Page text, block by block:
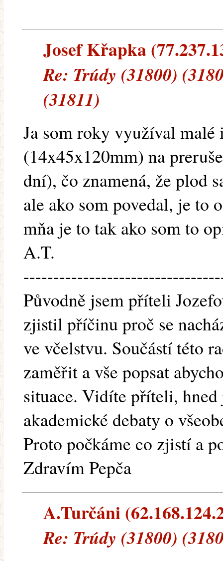
Josef Křapka
Re: Trúdy (31800)
(31811)
Ja som roky využíval malé
(14x45x120mm) na
dní), čo znamená, že plod
ale ako som povedal, je to
mňa je to tak ako som to
A.T.
Původně jsem příteli
zjistil příčinu proč se
ve včelstvu. Součástí této
zaměřit a vše popsat
situace. Vidíte příteli, hned
akademické debaty o
Proto počkáme co zjistí a
Zdravím Pepča
A.Turčáni
Re: Trúdy (31800)